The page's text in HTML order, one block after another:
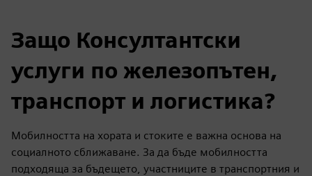
Защо Консултантски
услуги по железопътен,
транспорт и логистика?
Мобилността на хората и стоките е важна основа на
социалното сближаване. За да бъде мобилността
подходяща за бъдещето, участниците в транспортния и